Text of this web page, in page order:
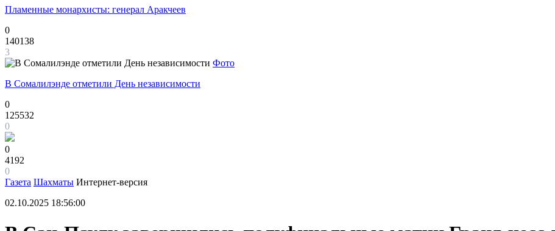
Пламенные монархисты: генерал Аракчеев
0
140138
3
Фото
В Сомалилэнде отметили День независимости
0
125532
0
0
4192
0
Газета Шахматы Интернет-версия
02.10.2025 18:56:00